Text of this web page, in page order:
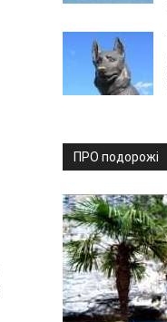
ПРО подорожі